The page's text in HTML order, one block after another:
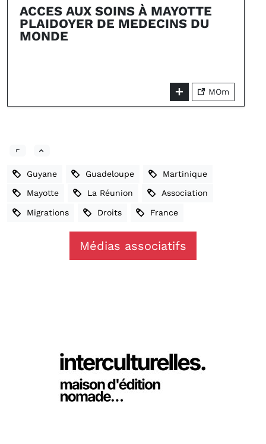
ACCES AUX SOINS À MAYOTTE
PLAIDOYER DE MEDECINS DU
MONDE
MOm
Guyane Guadeloupe Martinique
Mayotte La Réunion Association
Migrations Droits France
Médias associatifs